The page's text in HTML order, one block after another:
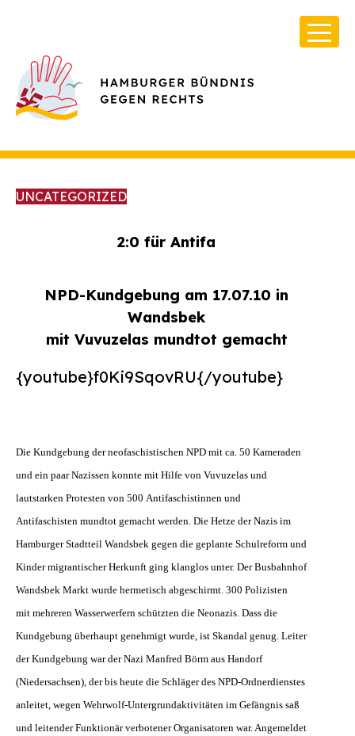
Infos & Broschüren
Kontakt
Suchen
nach:
UNCATEGORIZED
2:0 für Antifa
NPD-Kundgebung am 17.07.10 in
Wandsbek
mit Vuvuzelas mundtot gemacht
{youtube}f0Ki9SqovRU{/youtube}
Die Kundgebung der neofaschistischen NPD mit ca. 50 Kameraden
und ein paar Nazissen konnte mit Hilfe von Vuvuzelas und
lautstarken Protesten von 500 Antifaschistinnen und
Antifaschisten mundtot gemacht werden. Die Hetze der Nazis im
Hamburger Stadtteil Wandsbek gegen die geplante Schulreform und
Kinder migrantischer Herkunft ging klanglos unter. Der Busbahnhof
Wandsbek Markt wurde hermetisch abgeschirmt. 300 Polizisten
mit mehreren Wasserwerfern schützten die Neonazis. Dass die
Kundgebung überhaupt genehmigt wurde, ist Skandal genug. Leiter
der Kundgebung war der Nazi Manfred Börm aus Handorf
(Niedersachsen), der bis heute die Schläger des NPD-Ordnerdienstes
anleitet, wegen Wehrwolf-Untergrundaktivitäten im Gefängnis saß
und leitender Funktionär verbotener Organisatoren war. Angemeldet